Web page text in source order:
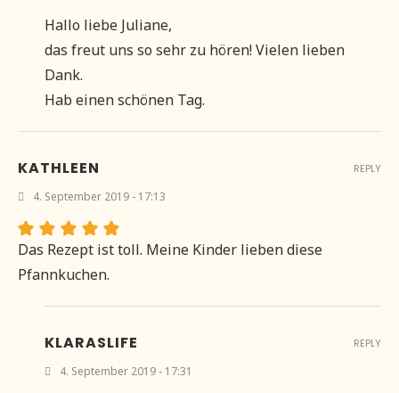
Hallo liebe Juliane,
das freut uns so sehr zu hören! Vielen lieben
Dank.
Hab einen schönen Tag.
KATHLEEN
4. September 2019 - 17:13
Das Rezept ist toll. Meine Kinder lieben diese
Pfannkuchen.
REPLY
KLARASLIFE
4. September 2019 - 17:31
REPLY